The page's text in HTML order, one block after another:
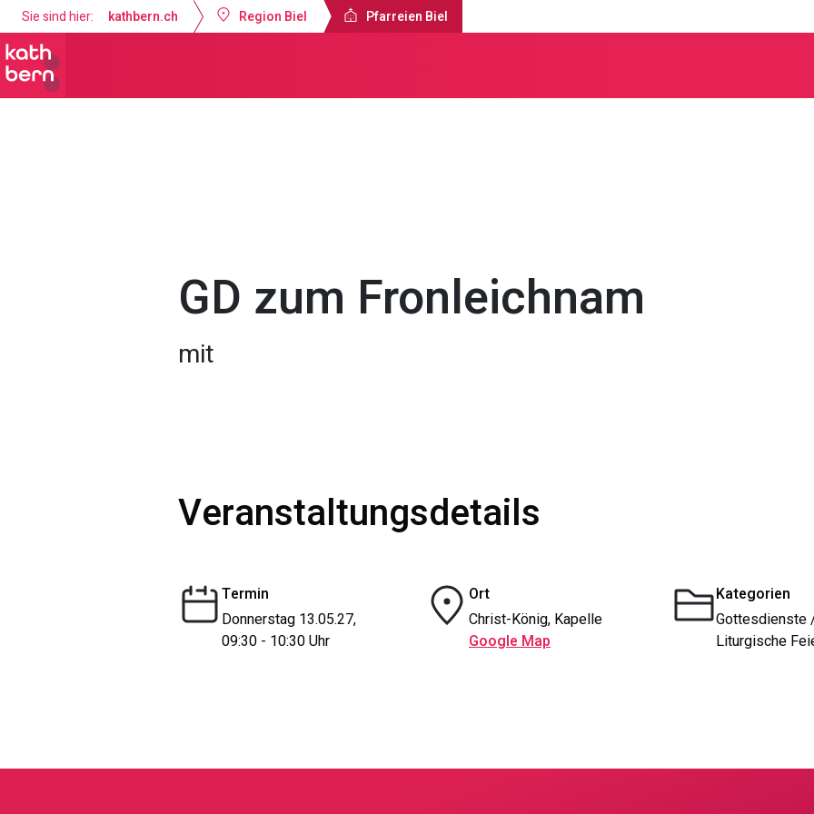
Sie sind hier: kathbern.ch Region Biel Pfarreien Biel
GD zum Fronleichnam
mit
Veranstaltungsdetails
Termin
Donnerstag 13.05.27,
09:30 - 10:30 Uhr
Ort
Christ-König, Kapelle
Google Map
Kategorien
Gottesdienste
Liturgische